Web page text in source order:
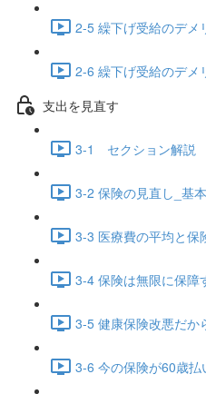
2-5 繰下げ受給のデ
2-6 繰下げ受給のデ
支出を見直す
3-1 セクション解説
3-2 保険の見直し_基
3-3 医療費の平均と保
3-4 保険は無限に保障
3-5 健康保険改悪だか
3-6 今の保険が60歳